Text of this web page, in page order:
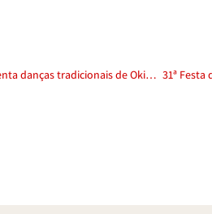
Satoru Saito apresenta danças tradicionais de Okinawa durante 31ª Festa de Outono Akimatsuri